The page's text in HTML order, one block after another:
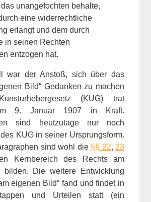
unangefochten behalte,
eine widerrechtliche
erlangt und dem durch
in seinen Rechten
entzogen hat.
war der Anstoß, sich über das
Bild“ Gedanken zu machen
(KUG) trat
9. Januar 1907 in Kraft.
sind heutzutage nur noch
KUG in seiner Ursprungsform.
sind wohl die §§ 22, 23
Kernbereich des Rechts am
bilden. Die weitere Entwicklung
eigenen Bild“ fand und findet in
und Urteilen statt (ein